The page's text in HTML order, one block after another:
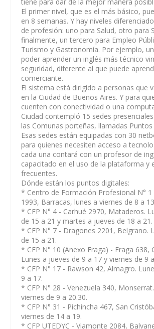
El primer nivel, que es el más básico,
en 8 semanas. Y hay niveles
de profesión: uno para Salud, otro para
finalmente, un tercero para Empleo
Turismo y Gastronomía. Por ejemplo,
poder aprender un inglés más técnico
seguridad, diferente al que puede
comerciante.
El sistema está dirigido a personas que
en la Ciudad de Buenos Aires. Y para
cuenten con conectividad o una
Ciudad contempló 15 sedes
las Comunas porteñas, llamadas Puntos
Esas sedes están equipadas con 30
para quienes necesiten acceso a
cada una contará con un profesor de
capacitado en el uso de la plataforma y
frecuentes.
Dónde están los puntos digitales:
* Centro de Formación Profesional N° 1
1993, Barracas, lunes a viernes de 8 a
* CFP N° 4 - Carhué 2970, Mataderos.
de 15 a 21 y martes a jueves de 18 a 21.
* CFP N° 7 - Dragones 2201, Belgrano.
de 15 a 21.
* CFP N° 10 (Anexo Fraga) - Fraga 638,
Lunes a jueves de 9 a 17 y viernes de 9
* CFP N° 17 - Rawson 42, Almagro.
9 a 17.
* CFP N° 28 - Venezuela 340,
viernes de 9 a 20.30.
* CFP N° 31 - Pichincha 467, San
viernes de 14 a 19.
* CFP UTEDYC - Viamonte 2084,